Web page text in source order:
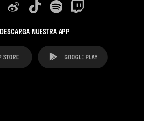
DESCARGA NUESTRA APP